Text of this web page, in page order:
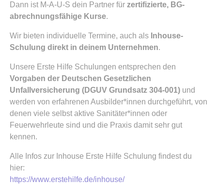
Dann ist M-A-U-S dein Partner für zertifizierte, BG-
abrechnungsfähige Kurse.
Wir bieten individuelle Termine, auch als Inhouse-
Schulung direkt in deinem Unternehmen.
Unsere Erste Hilfe Schulungen entsprechen den
Vorgaben der Deutschen Gesetzlichen
Unfallversicherung (DGUV Grundsatz 304-001) und
werden von erfahrenen Ausbilder*innen durchgeführt, von
denen viele selbst aktive Sanitäter*innen oder
Feuerwehrleute sind und die Praxis damit sehr gut
kennen.
Alle Infos zur Inhouse Erste Hilfe Schulung findest du
hier:
https://www.erstehilfe.de/inhouse/